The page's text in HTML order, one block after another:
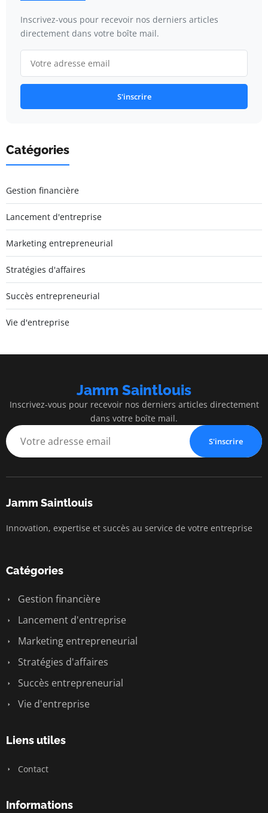
Inscrivez-vous pour recevoir nos derniers articles
directement dans votre boîte mail.
S'inscrire
Catégories
Gestion financière
Lancement d'entreprise
Marketing entrepreneurial
Stratégies d'affaires
Succès entrepreneurial
Vie d'entreprise
Jamm Saintlouis
Inscrivez-vous pour recevoir nos derniers articles directement
dans votre boîte mail.
S'inscrire
Jamm Saintlouis
Innovation, expertise et succès au service de votre entreprise
Catégories
Gestion financière
Lancement d'entreprise
Marketing entrepreneurial
Stratégies d'affaires
Succès entrepreneurial
Vie d'entreprise
Liens utiles
Contact
Informations